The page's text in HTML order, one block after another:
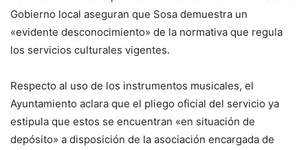
Gobierno local aseguran que Sosa demuestra un
«evidente desconocimiento» de la normativa que regula
los servicios culturales vigentes.
Respecto al uso de los instrumentos musicales, el
Ayuntamiento aclara que el pliego oficial del servicio ya
estipula que estos se encuentran «en situación de
depósito» a disposición de la asociación encargada de